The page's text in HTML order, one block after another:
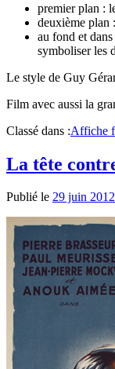
premier plan :
deuxième plan
au fond et
symboliser les
Le style de Guy
Film avec aussi la
Classé dans :Affiche
La tête
Publié le 29 juin 2012